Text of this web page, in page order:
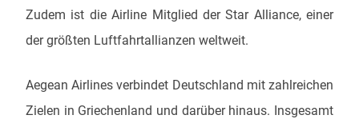
Zudem ist die Airline Mitglied der Star Alliance, einer
der größten Luftfahrtallianzen weltweit.
Aegean Airlines verbindet Deutschland mit zahlreichen
Zielen in Griechenland und darüber hinaus. Insgesamt